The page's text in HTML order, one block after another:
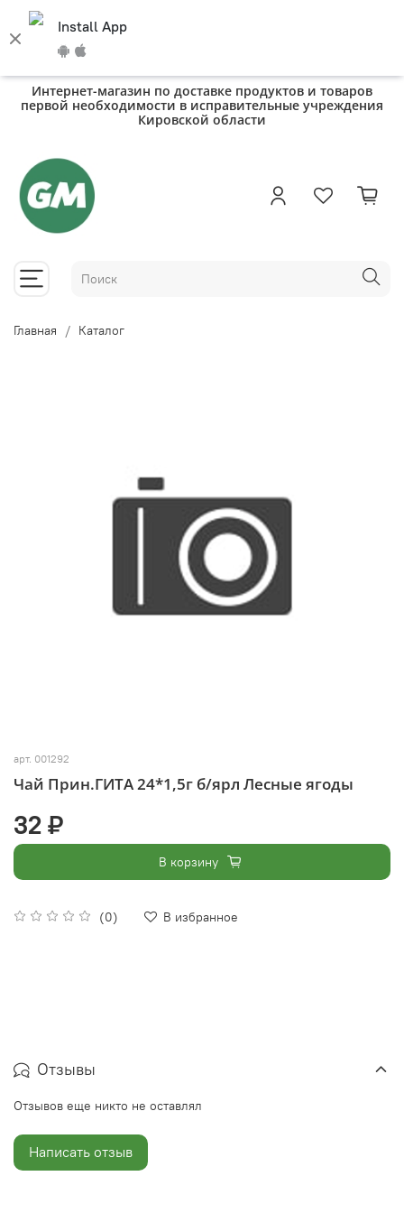
Install App
Интернет-магазин по доставке продуктов и товаров
первой необходимости в исправительные учреждения
Кировской области
Главная Каталог
арт. 001292
Чай Прин.ГИТА 24*1,5г б/ярл Лесные ягоды
(0) В избранное
32 ₽
В корзину
Отзывы
Отзывов еще никто не оставлял
Написать отзыв